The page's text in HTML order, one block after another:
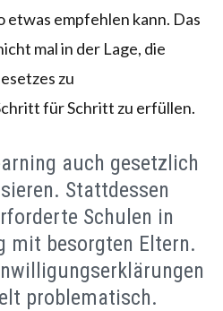
etwas empfehlen kann. Das
mal in der Lage, die
zu
für Schritt zu erfüllen.
auch gesetzlich
Stattdessen
Schulen in
mit besorgten Eltern.
problematisch.